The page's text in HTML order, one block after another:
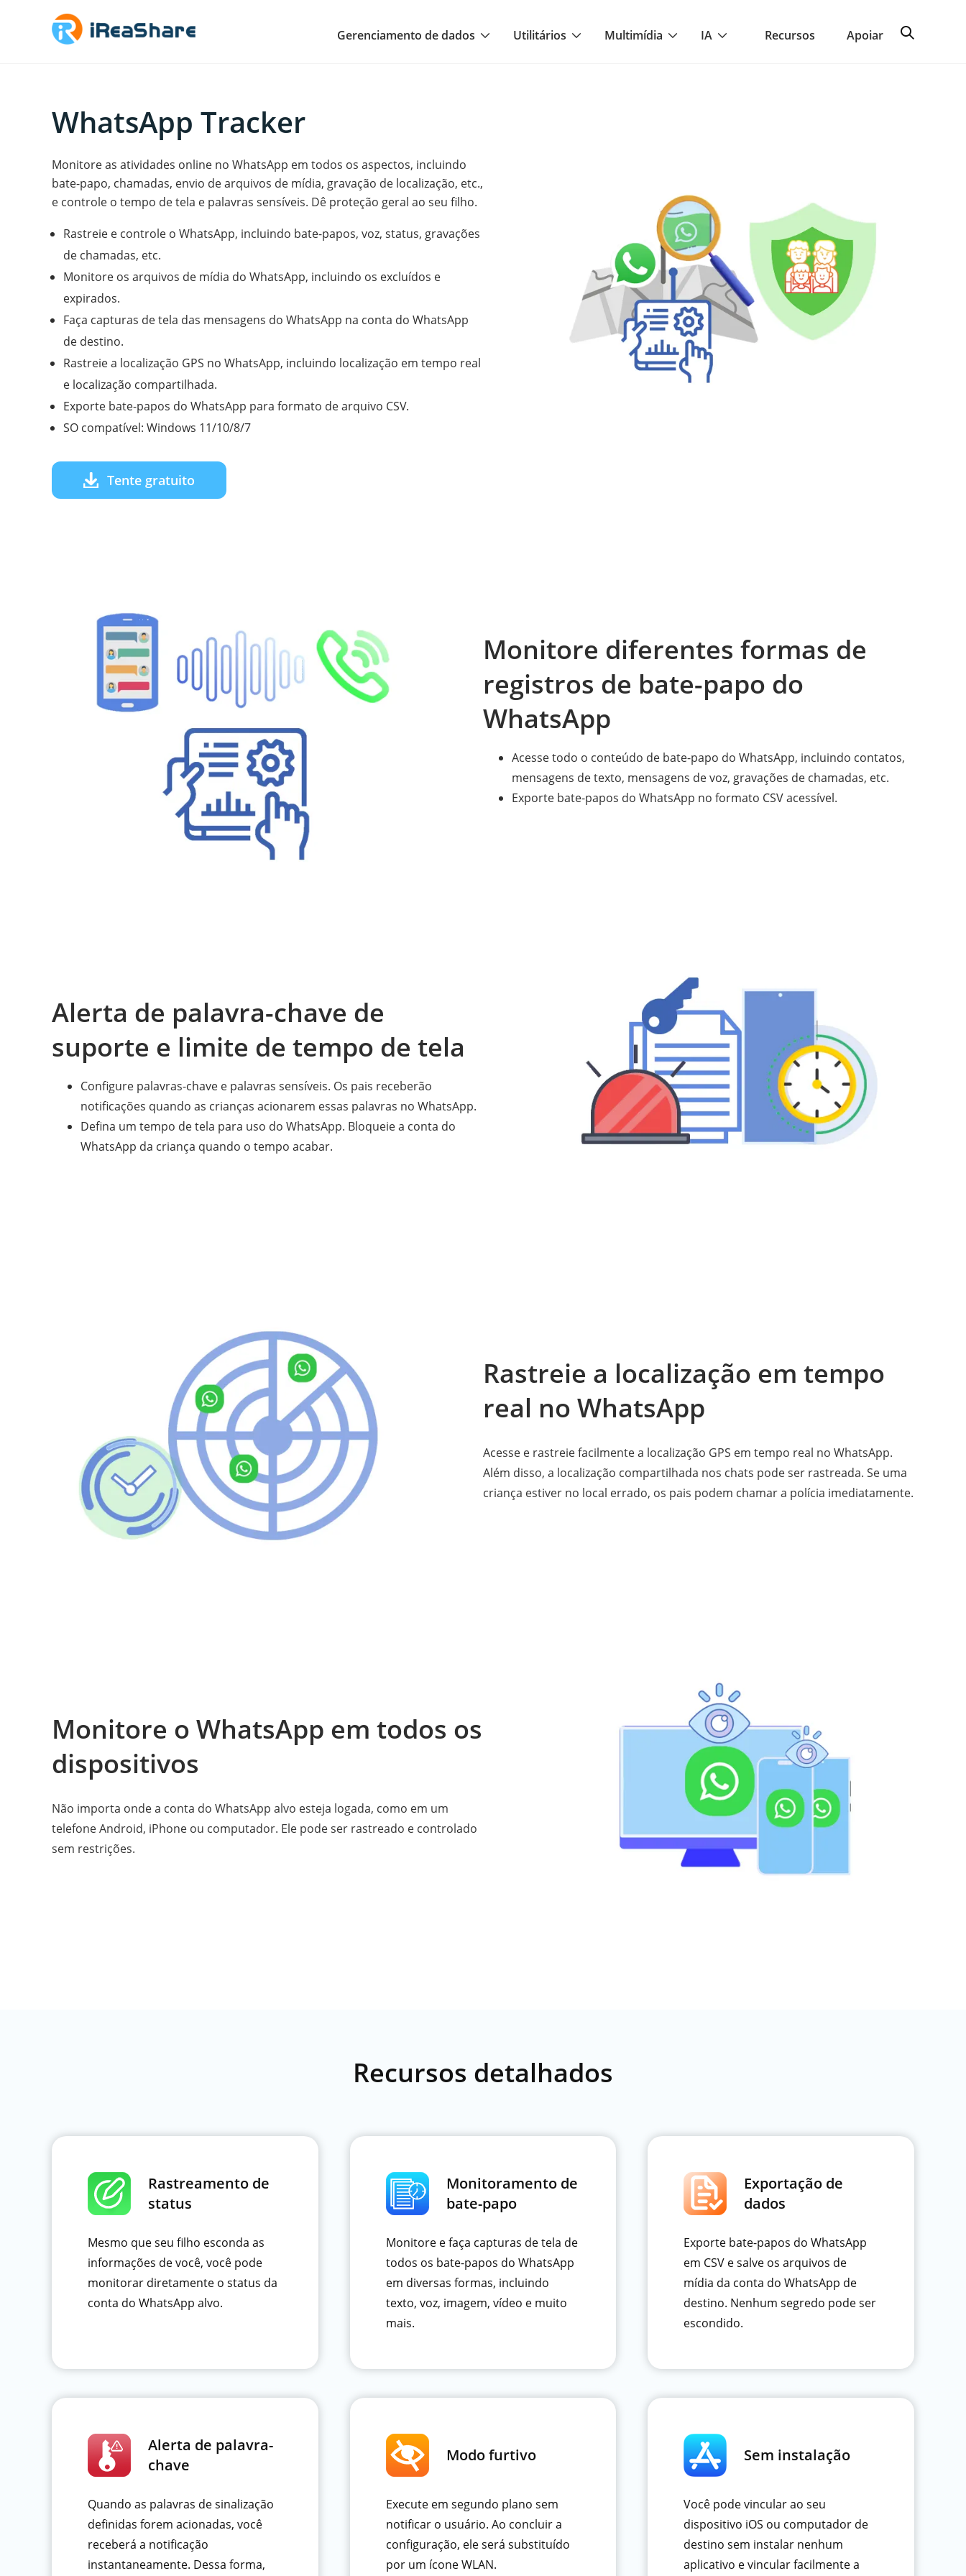
Gerenciamento de dados Utilitários Multimídia IA Recursos Apoiar
WhatsApp Tracker
Monitore as atividades online no WhatsApp em todos os aspectos, incluindo
bate-papo, chamadas, envio de arquivos de mídia, gravação de localização, etc.,
e controle o tempo de tela e palavras sensíveis. Dê proteção geral ao seu filho.
Rastreie e controle o WhatsApp, incluindo bate-papos, voz, status, gravações
de chamadas, etc.
Monitore os arquivos de mídia do WhatsApp, incluindo os excluídos e
expirados.
Faça capturas de tela das mensagens do WhatsApp na conta do WhatsApp
de destino.
Rastreie a localização GPS no WhatsApp, incluindo localização em tempo real
e localização compartilhada.
Exporte bate-papos do WhatsApp para formato de arquivo CSV.
SO compatível: Windows 11/10/8/7
Tente gratuito
Monitore diferentes formas de
registros de bate-papo do
WhatsApp
Acesse todo o conteúdo de bate-papo do WhatsApp, incluindo contatos,
mensagens de texto, mensagens de voz, gravações de chamadas, etc.
Exporte bate-papos do WhatsApp no ​​formato CSV acessível.
Alerta de palavra-chave de
suporte e limite de tempo de tela
Configure palavras-chave e palavras sensíveis. Os pais receberão
notificações quando as crianças acionarem essas palavras no WhatsApp.
Defina um tempo de tela para uso do WhatsApp. Bloqueie a conta do
WhatsApp da criança quando o tempo acabar.
Rastreie a localização em tempo
real no WhatsApp
Acesse e rastreie facilmente a localização GPS em tempo real no WhatsApp.
Além disso, a localização compartilhada nos chats pode ser rastreada. Se uma
criança estiver no local errado, os pais podem chamar a polícia imediatamente.
Monitore o WhatsApp em todos os
dispositivos
Não importa onde a conta do WhatsApp alvo esteja logada, como em um
telefone Android, iPhone ou computador. Ele pode ser rastreado e controlado
sem restrições.
Recursos detalhados
Rastreamento de
status
Mesmo que seu filho esconda as
informações de você, você pode
monitorar diretamente o status da
conta do WhatsApp alvo.
Monitoramento de
bate-papo
Monitore e faça capturas de tela de
todos os bate-papos do WhatsApp
em diversas formas, incluindo
texto, voz, imagem, vídeo e muito
mais.
Exportação de
dados
Exporte bate-papos do WhatsApp
em CSV e salve os arquivos de
mídia da conta do WhatsApp de
destino. Nenhum segredo pode ser
escondido.
Alerta de palavra-
chave
Quando as palavras de sinalização
definidas forem acionadas, você
receberá a notificação
instantaneamente. Dessa forma,
Modo furtivo
Execute em segundo plano sem
notificar o usuário. Ao concluir a
configuração, ele será substituído
por um ícone WLAN.
Sem instalação
Você pode vincular ao seu
dispositivo iOS ou computador de
destino sem instalar nenhum
aplicativo e vincular facilmente a